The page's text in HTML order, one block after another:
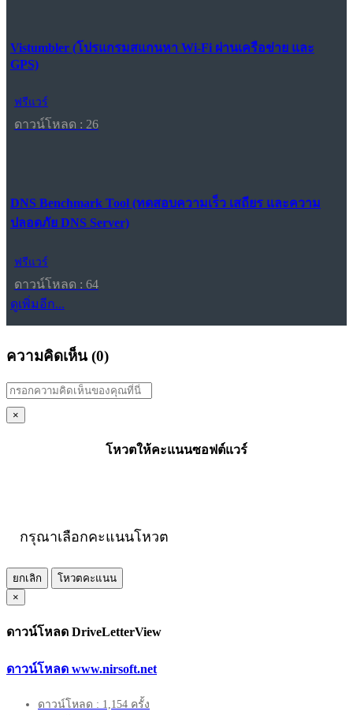
Vistumbler (โปรแกรมสแกนหา Wi-Fi ผ่านเครือข่าย และ
GPS)
ฟรีแวร์
ดาวน์โหลด : 26
DNS Benchmark Tool (ทดสอบความเร็ว เสถียร และความ
ปลอดภัย DNS Server)
ฟรีแวร์
ดาวน์โหลด : 64
ดูเพิ่มอีก...
ความคิดเห็น (0)
×
โหวตให้คะแนนซอฟต์แวร์
กรุณาเลือกคะแนนโหวต
ยกเลิก
โหวตคะแนน
×
ดาวน์โหลด DriveLetterView
ดาวน์โหลด www.nirsoft.net
ดาวน์โหลด : 1,154 ครั้ง